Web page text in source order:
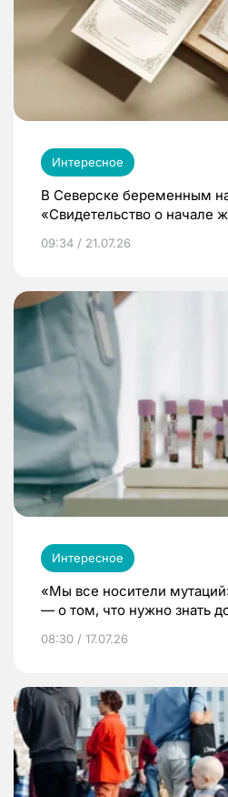
Интересное
В Северске беременным
«Свидетельство о начале
09:34 / 21.07.26
Интересное
«Мы все носители
— о том, что нужно знать
08:30 / 17.07.26